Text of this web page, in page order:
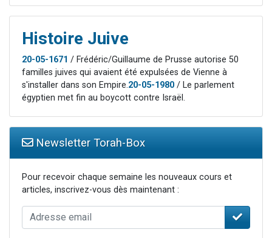
Histoire Juive
20-05-1671 / Frédéric/Guillaume de Prusse autorise 50
familles juives qui avaient été expulsées de Vienne à
s'installer dans son Empire.20-05-1980 / Le parlement
égyptien met fin au boycott contre Israël.
Newsletter Torah-Box
Pour recevoir chaque semaine les nouveaux cours et
articles, inscrivez-vous dès maintenant :